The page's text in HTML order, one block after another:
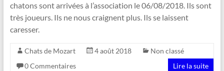
chatons sont arrivées à l’association le 06/08/2018. Ils sont
très joueurs. Ils ne nous craignent plus. Ils se laissent
caresser.
Chats de Mozart 4 août 2018
Non classé
0 Commentaires
Lire la suite